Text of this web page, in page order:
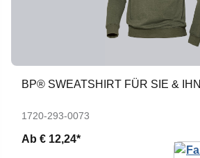
BP® SWEATSHIRT FÜR SIE & IHN
1720-293-0073
Ab € 12,24*